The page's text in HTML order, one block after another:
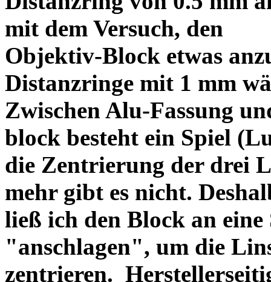
mit dem Versuch, den
Objektiv-Block etwas
Distanzringe mit 1 mm
Zwischen Alu-Fassung
block besteht ein Spiel
die Zentrierung der drei
mehr gibt es nicht.
ließ ich den Block an eine
"anschlagen", um die
zentrieren.